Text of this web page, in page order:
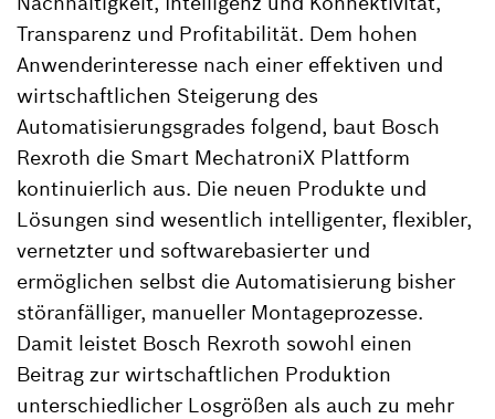
Transparenz und Profitabilität. Dem hohen
Anwenderinteresse nach einer effektiven und
wirtschaftlichen Steigerung des
Automatisierungsgrades folgend, baut Bosch
Rexroth die Smart MechatroniX Plattform
kontinuierlich aus. Die neuen Produkte und
Lösungen sind wesentlich intelligenter, flexibler,
vernetzter und softwarebasierter und
ermöglichen selbst die Automatisierung bisher
störanfälliger, manueller Montageprozesse.
Damit leistet Bosch Rexroth sowohl einen
Beitrag zur wirtschaftlichen Produktion
unterschiedlicher Losgrößen als auch zu mehr